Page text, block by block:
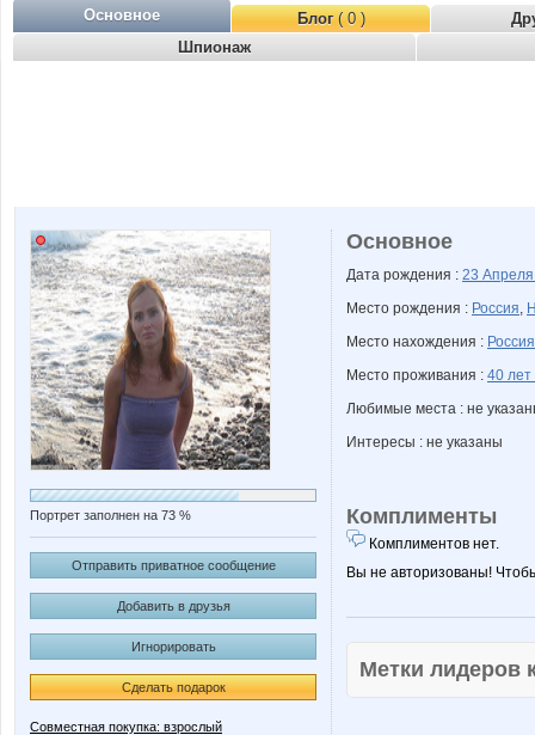
Основное Блог( 0 )
Шпионаж
Портрет заполнен на 73 %
Отправить приватное сообщение
Добавить в друзья
Игнорировать
Сделать подарок
Совместная покупка: взрослый
Основное
Дата рождения : 23
Место рождения : Россия,
Место нахождения : Россия
Место проживания : 40
Любимые места : не
Интересы : не указаны
Комплименты
Комплиментов нет.
Вы не авторизованы!
Метки